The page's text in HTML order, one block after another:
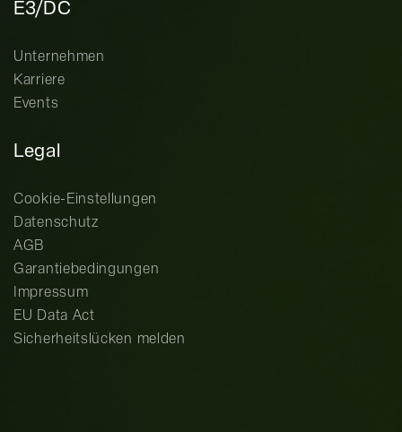
E3/DC
Unternehmen
Karriere
Events
Legal
Cookie-Einstellungen
Datenschutz
AGB
Garantiebedingungen
Impressum
EU Data Act
Sicherheitslücken melden